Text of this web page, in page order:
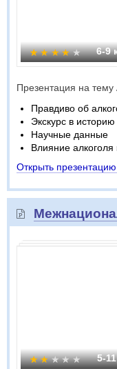
6-9
Презентация на тему
Правдиво об
Экскурс в историю
Научные данные
Влияние алкоголя
Открыть
5-